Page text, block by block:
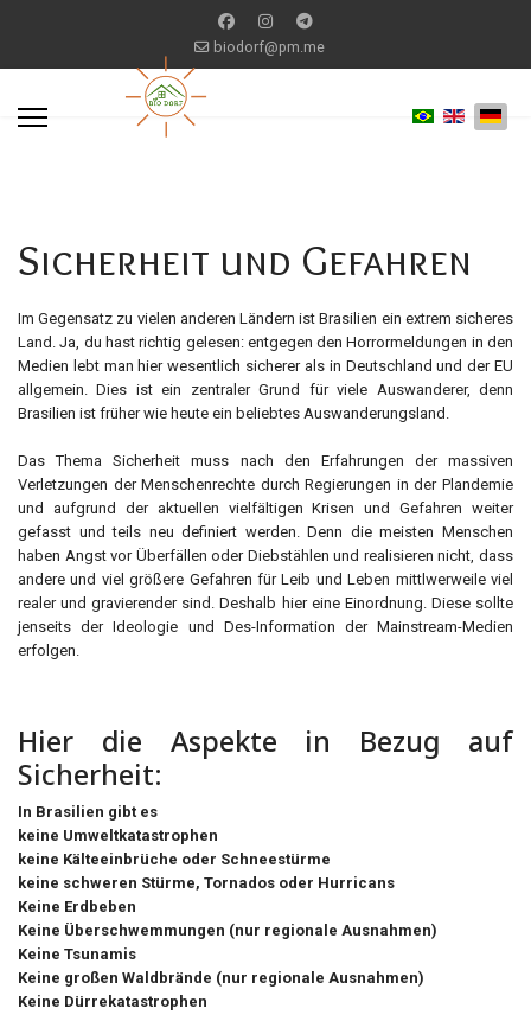
biodorf@pm.me
Sicherheit und Gefahren
Im Gegensatz zu vielen anderen Ländern ist Brasilien ein extrem sicheres
Land. Ja, du hast richtig gelesen: entgegen den Horrormeldungen in den
Medien lebt man hier wesentlich sicherer als in Deutschland und der EU
allgemein. Dies ist ein zentraler Grund für viele Auswanderer, denn
Brasilien ist früher wie heute ein beliebtes Auswanderungsland.
Das Thema Sicherheit muss nach den Erfahrungen der massiven
Verletzungen der Menschenrechte durch Regierungen in der Plandemie
und aufgrund der aktuellen vielfältigen Krisen und Gefahren weiter
gefasst und teils neu definiert werden. Denn die meisten Menschen
haben Angst vor Überfällen oder Diebstählen und realisieren nicht, dass
andere und viel größere Gefahren für Leib und Leben mittlwerweile viel
realer und gravierender sind. Deshalb hier eine Einordnung. Diese sollte
jenseits der Ideologie und Des-Information der Mainstream-Medien
erfolgen.
Hier die Aspekte in Bezug auf
Sicherheit:
In Brasilien gibt es
keine Umweltkatastrophen
keine Kälteeinbrüche oder Schneestürme
keine schweren Stürme, Tornados oder Hurricans
Keine Erdbeben
Keine Überschwemmungen (nur regionale Ausnahmen)
Keine Tsunamis
Keine großen Waldbrände (nur regionale Ausnahmen)
Keine Dürrekatastrophen